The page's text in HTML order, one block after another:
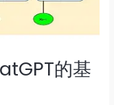
的基